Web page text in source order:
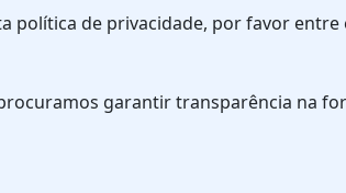
política de privacidade, por favor
garantir transparência na